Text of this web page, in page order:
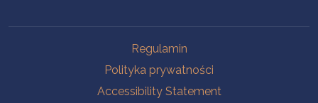
Regulamin
Polityka prywatności
Accessibility Statement